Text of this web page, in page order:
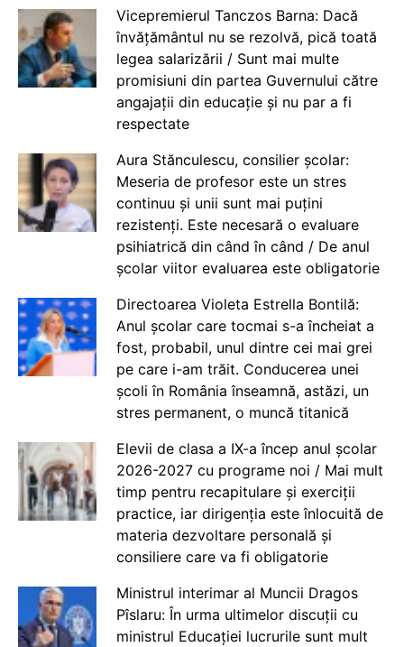
Vicepremierul Tanczos Barna: Dacă
învățământul nu se rezolvă, pică toată
legea salarizării / Sunt mai multe
promisiuni din partea Guvernului către
angajații din educație și nu par a fi
respectate
Aura Stănculescu, consilier școlar:
Meseria de profesor este un stres
continuu și unii sunt mai puțini
rezistenți. Este necesară o evaluare
psihiatrică din când în când / De anul
școlar viitor evaluarea este obligatorie
Directoarea Violeta Estrella Bontilă:
Anul școlar care tocmai s-a încheiat a
fost, probabil, unul dintre cei mai grei
pe care i-am trăit. Conducerea unei
școli în România înseamnă, astăzi, un
stres permanent, o muncă titanică
Elevii de clasa a IX-a încep anul școlar
2026-2027 cu programe noi / Mai mult
timp pentru recapitulare și exerciții
practice, iar dirigenția este înlocuită de
materia dezvoltare personală și
consiliere care va fi obligatorie
Ministrul interimar al Muncii Dragos
Pîslaru: În urma ultimelor discuții cu
ministrul Educației lucrurile sunt mult